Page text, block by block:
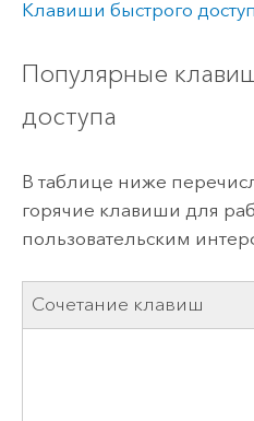
Клавиши быстрого
Популярные
доступа
В таблице ниже
горячие клавиши для
пользовательским
Сочетание клавиш